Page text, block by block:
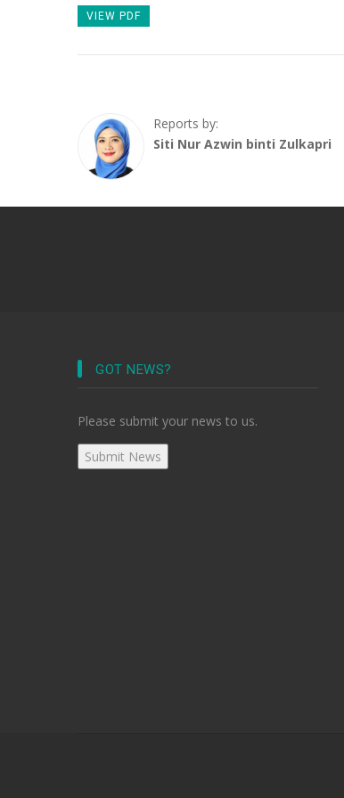
VIEW PDF
Reports by:
Siti Nur Azwin binti Zulkapri
GOT NEWS?
Please submit your news to us.